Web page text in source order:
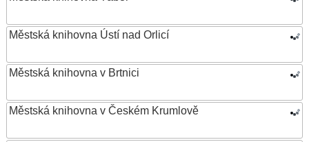
Městská knihovna Ústí nad Orlicí
Městská knihovna v Brtnici
Městská knihovna v Českém Krumlově